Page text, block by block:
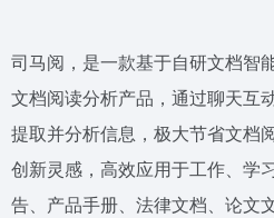
司马阅，是一款基于自研文档智
文档阅读分析产品，通过聊天互
提取并分析信息，极大节省文档
创新灵感，高效应用于工作、学
告、产品手册、法律文档、论文